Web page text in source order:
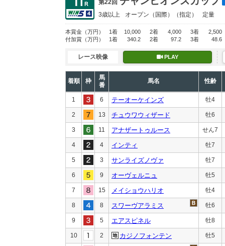
第22回
3歳以上 オープン （国際）（指定） 定量
本賞金 （万円） 1着 10,000 2着 4,000 3着
2,500
付加賞 （万円） 1着 340.2 2着 97.2 3着 48.6
レース映像 PLAY
着順 枠
馬
番
馬名 性齢
1 6 テーオーケインズ 牡4
2 13 チュウワウィザード 牡6
3 11 アナザートゥルース せん7
4 4 インティ 牡7
5 3 サンライズノヴァ 牡7
6 9 オーヴェルニュ 牡5
7 15 メイショウハリオ 牡4
8 8 スワーヴアラミス 牡6
9 5 エアスピネル 牡8
10 2 カジノフォンテン 牡5